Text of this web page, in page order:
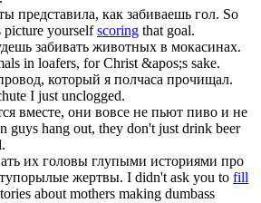
представила, как забиваешь гол. So
yourselfscoring that goal.
забивать животных в мокасинах.
in loafers, for Christ &apos;s sake.
который я полчаса прочищал.
I just unclogged.
вместе, они вовсе не пьют пиво и не
guys hang out, they don't just drink beer
их головы глупыми историями про
жертвы. I didn't ask you to fill
about mothers making dumbass